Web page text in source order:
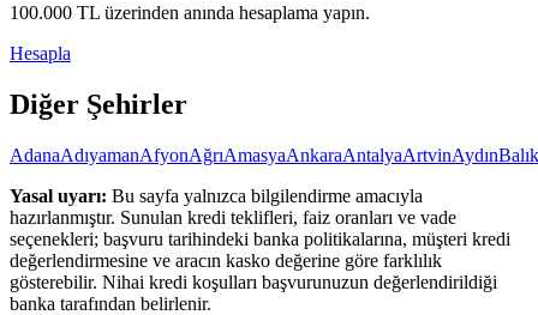
100.000 TL üzerinden anında hesaplama yapın.
Hesapla
Diğer Şehirler
AdanaAdıyamanAfyonAğrıAmasyaAnkaraAntalyaArtvinAydın
Yasal uyarı: Bu sayfa yalnızca bilgilendirme amacıyla
hazırlanmıştır. Sunulan kredi teklifleri, faiz oranları ve vade
seçenekleri; başvuru tarihindeki banka politikalarına, müşteri kredi
değerlendirmesine ve aracın kasko değerine göre farklılık
gösterebilir. Nihai kredi koşulları başvurunuzun değerlendirildiği
banka tarafından belirlenir.